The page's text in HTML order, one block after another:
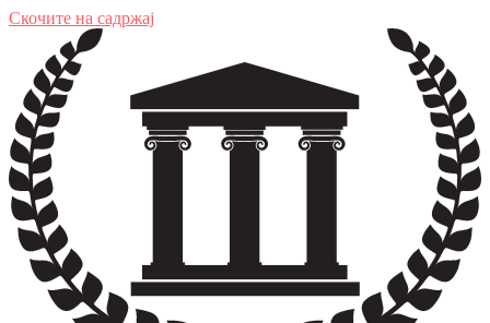
Скочите на садржај